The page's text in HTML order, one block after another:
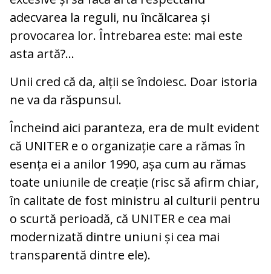
adecvarea la reguli, nu încălcarea și
provocarea lor. Întrebarea este: mai este
asta artă?…
Unii cred că da, alții se îndoiesc. Doar istoria
ne va da răspunsul.
Încheind aici paranteza, era de mult evident
că UNITER e o organizație care a rămas în
esența ei a anilor 1990, așa cum au rămas
toate uniunile de creație (risc să afirm chiar,
în calitate de fost ministru al culturii pentru
o scurtă perioadă, că UNITER e cea mai
modernizată dintre uniuni și cea mai
transparentă dintre ele).